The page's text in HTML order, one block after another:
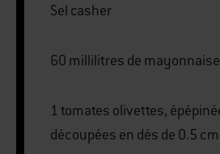
Sel casher
60 millilitres de mayonnaise
1 tomates olivettes, épépinées et
découpées en dés de 0.5 cm